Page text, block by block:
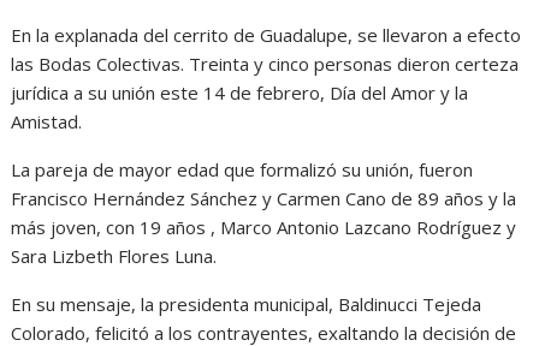
En la explanada del cerrito de Guadalupe, se llevaron a efecto
las Bodas Colectivas. Treinta y cinco personas dieron certeza
jurídica a su unión este 14 de febrero, Día del Amor y la
Amistad.
La pareja de mayor edad que formalizó su unión, fueron
Francisco Hernández Sánchez y Carmen Cano de 89 años y la
más joven, con 19 años , Marco Antonio Lazcano Rodríguez y
Sara Lizbeth Flores Luna.
En su mensaje, la presidenta municipal, Baldinucci Tejeda
Colorado, felicitó a los contrayentes, exaltando la decisión de